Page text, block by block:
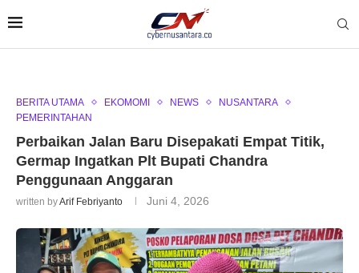
BERITA UTAMA EKOMOMI NEWS
NUSANTARA
PEMERINTAHAN
Perbaikan Jalan Baru Disepakati Empat Titik,
Germap Ingatkan Plt Bupati Chandra
Penggunaan Anggaran
written byArif Febriyanto Juni 4, 2026